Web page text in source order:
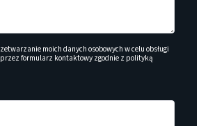
moich danych osobowych w celu obsługi
formularz kontaktowy zgodnie z polityką